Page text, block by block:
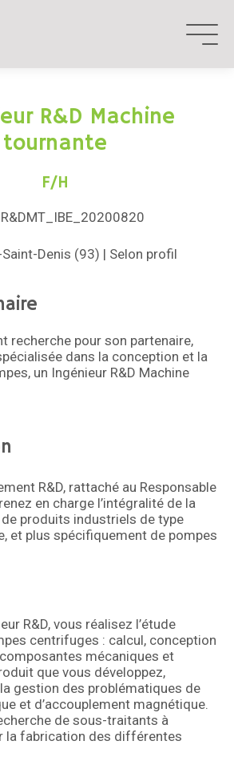
R&D Machine
tournante
F/H
Saint-Denis (93) | Selon profil
recherche pour son partenaire,
dans la conception et la
un Ingénieur R&D Machine
R&D, rattaché au Responsable
en charge l’intégralité de la
produits industriels de type
et plus spécifiquement de pompes
R&D, vous réalisez l’étude
centrifuges : calcul, conception
mécaniques et
que vous développez,
gestion des problématiques de
et d’accouplement magnétique.
de sous-traitants à
la fabrication des différentes